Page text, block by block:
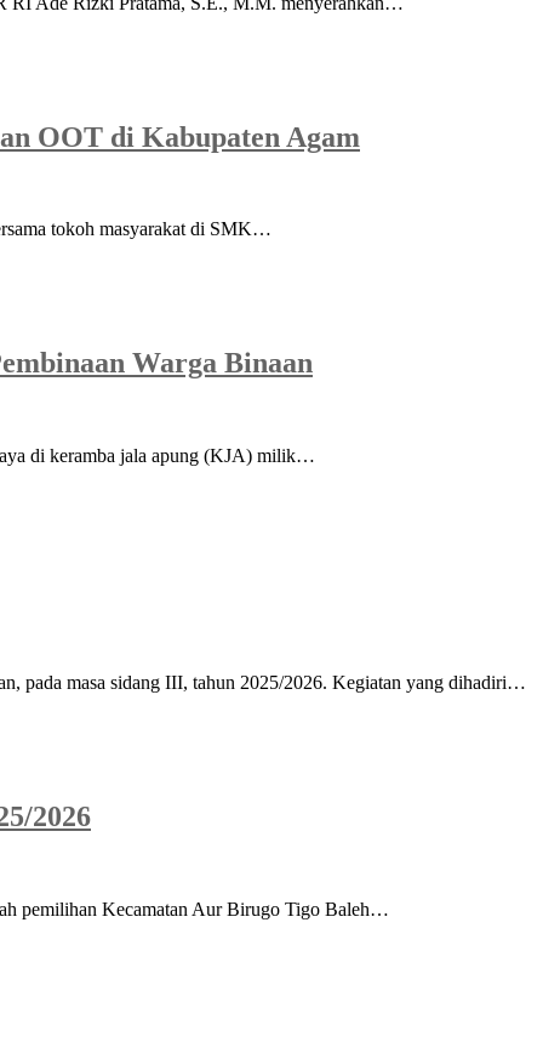
OOT di Kabupaten Agam
tokoh masyarakat di SMK…
Warga Binaan
di keramba jala apung (KJA) milik…
pada masa sidang III, tahun 2025/2026. Kegiatan yang dihadiri…
2026
pemilihan Kecamatan Aur Birugo Tigo Baleh…